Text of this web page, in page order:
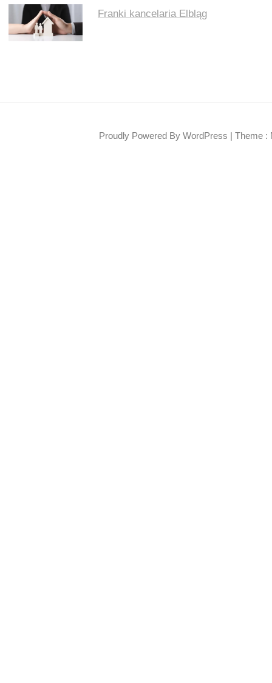
Franki kancelaria Elbląg
Proudly Powered By WordPress | Theme :